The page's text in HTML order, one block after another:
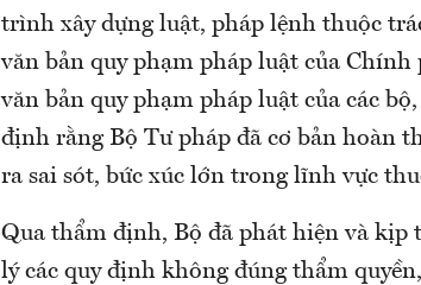
trình xây dựng luật, pháp lệnh thuộc
văn bản quy phạm pháp luật của
văn bản quy phạm pháp luật của các
định rằng Bộ Tư pháp đã cơ bản hoàn
ra sai sót, bức xúc lớn trong lĩnh vực
Qua thẩm định, Bộ đã phát hiện và
lý các quy định không đúng thẩm